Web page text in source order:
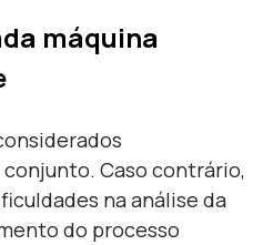
máquina
Caso contrário,
na análise da
do processo